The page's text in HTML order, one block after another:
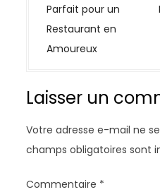
i
g
a
o
d
e
l
Parfait pour un
Restaurant en
Amoureux
Laisser un
Votre adresse e-mail ne
champs obligatoires sont
Commentaire *